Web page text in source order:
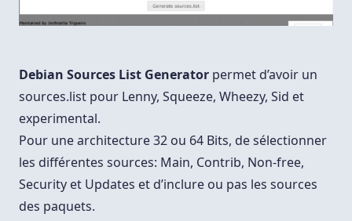
Debian Sources List Generator permet d’avoir un
sources.list pour Lenny, Squeeze, Wheezy, Sid et
experimental.
Pour une architecture 32 ou 64 Bits, de sélectionner
les différentes sources: Main, Contrib, Non-free,
Security et Updates et d’inclure ou pas les sources
des paquets.